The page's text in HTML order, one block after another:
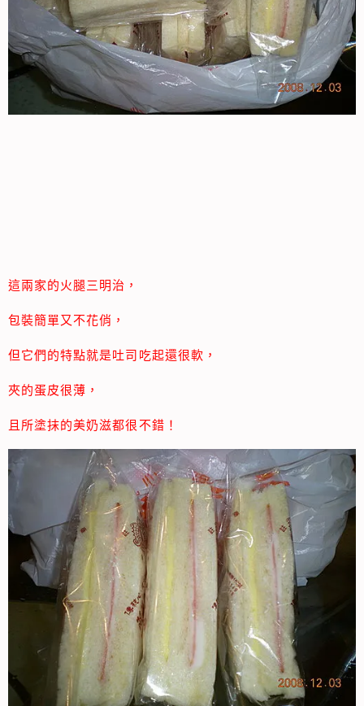
這兩家的火腿三明治，
包裝簡單又不花俏，
但它們的特點就是吐司吃起還很軟，
夾的蛋皮很薄，
且所塗抹的美奶滋都很不錯！